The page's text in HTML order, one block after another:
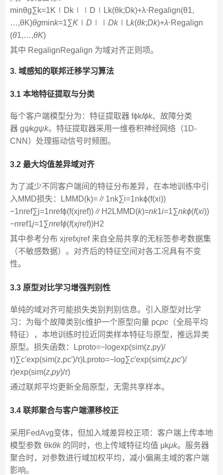
min⁡θg∑k=1K∣Dk∣∣D∣Lk(θk;Dk)+λ⋅Regalign(θ1,
…,θK)θg​min​k=1∑K​∣ D ∣∣ Dk​∣​Lk​(θk​;Dk​)+λ⋅Regalign​
(θ1​,…,θK​)
其中 RegalignRegalign​ 为域对齐正则项。
3. 域感知的联邦迁移学习算法
3.1 本地特征提取与分类
每个客户端模型分为：特征提取器 fϕkfϕk​​、故障分类
器 gψkgψk​​。特征提取器采用一维卷积神经网络（1D-
CNN）处理振动信号时频图。
3.2 最大均值差异域对齐
为了减少不同客户端间的特征分布差异，在本地训练中引
入MMD损失：LMMD(k)=∥1nk∑i=1nkϕ(f(xi))
−1nref∑j=1nrefϕ(f(xjref))∥H2LMMD(k)​=​nk​1​i=1∑nkϕ(f(xi​))
−nref​1​j=1∑nref​​ϕ(f(xjref​))​H2​
其中参考分布 xjrefxjref​ 来自全局共享的无标签参考数据集
（不敏感数据）。对齐后的特征空间对各工况具有不变
性。
3.3 原型对比学习增强判别性
单纯的域对齐可能损失类别判别信息。引入原型对比学
习：为每个故障类别c维护一个原型向量 pcpc​（全局平均
特征），本地训练时拉近同类样本特征与原型，推远异类
原型。损失函数：Lproto=−log⁡exp⁡(sim(z,py)/
τ)∑c′exp⁡(sim(z,pc′)/τ)Lproto​=−log∑c′​exp(sim(z,pc′​)/
τ)exp(sim(z,py​)/τ)​
通过联邦平均更新全局原型，无需共享样本。
3.4 联邦聚合与客户端漂移校正
采用FedAvg变体，但加入域差异校正项：客户端上传本地
模型参数 θkθk​ 的同时，也上传域特征均值 μkμk​。服务器
聚合时，对参数进行域加权平均，减小偏离主域的客户端
影响。